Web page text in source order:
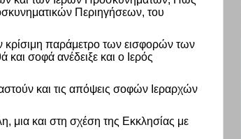
Περιηγήσεων, του
κρίσιμη παράμετρο των εισφορών των
σοφά ανέδειξε και ο Ιερός
και τις απόψεις σοφών Ιεραρχών
μια και στη σχέση της Εκκλησίας με